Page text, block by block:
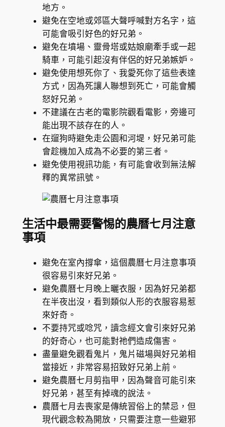
地方。
避免在空地或郊區大聲呼喊對方名字，這
可能會吸引好色的好兄弟。
避免在墳場、靈骨塔或姑娘廟牽手或一起
騎車，可能引起沒有伴侶的好兄弟嫉妒。
避免使用想死你了、我愛死你了這些表達
方式，因為死讓人聯想到死亡，可能會觸
怒好兄弟。
不建議在古老的電影院觀看電影，旁邊可
能出現不該存在的人。
在遛狗時避免走公園和河堤，好兄弟可能
會趁機加入成為不必要的第三者。
避免使用視訊功能，有可能會收到無法解
釋的異常訊號。
生活中最需要警惕的農曆七月注意
事項
避免在室內撐傘，這個農曆七月注意事項
很容易引來好兄弟。
避免農曆七月晚上曬衣服，因為好兄弟都
在半夜出沒，看到類似人形的衣服容易惹
來好奇。
不要持咒或唸咒，讀念經文會引來好兄弟
的好奇心，也可能對祂們造成傷害。
盡量避免觀看鬼片，鬼片磁場與好兄弟相
當接近，非常容易招致好兄弟上前。
避免農曆七月剪指甲，因為聲音可能引來
好兄弟，甚至有掉魂的說法。
農曆七月去喪家是傳統習俗上的禁忌，但
現代觀念較為開放，只需要注意一些避邪